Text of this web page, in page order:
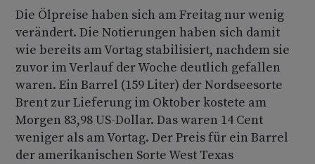
Die Ölpreise haben sich am Freitag nur wenig
verändert. Die Notierungen haben sich damit
wie bereits am Vortag stabilisiert, nachdem sie
zuvor im Verlauf der Woche deutlich gefallen
waren. Ein Barrel (159 Liter) der Nordseesorte
Brent zur Lieferung im Oktober kostete am
Morgen 83,98 US-Dollar. Das waren 14 Cent
weniger als am Vortag. Der Preis für ein Barrel
der amerikanischen Sorte West Texas